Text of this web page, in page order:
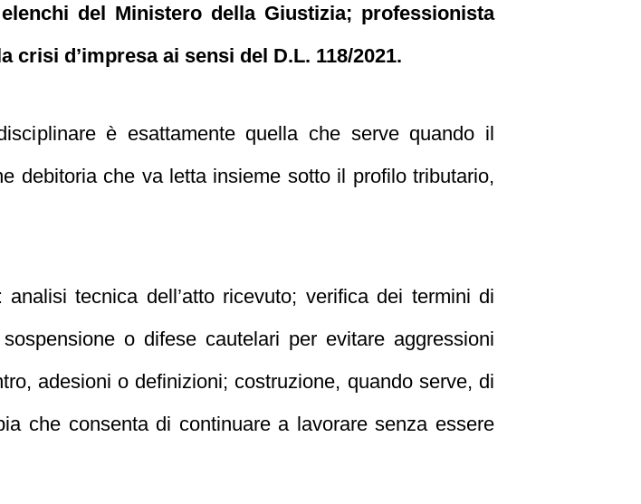
del Ministero della Giustizia; professionista
d’impresa ai sensi del D.L. 118/2021.
è esattamente quella che serve quando il
debitoria che va letta insieme sotto il profilo tributario,
tecnica dell’atto ricevuto; verifica dei termini di
o difese cautelari per evitare aggressioni
adesioni o definizioni; costruzione, quando serve, di
che consenta di continuare a lavorare senza essere